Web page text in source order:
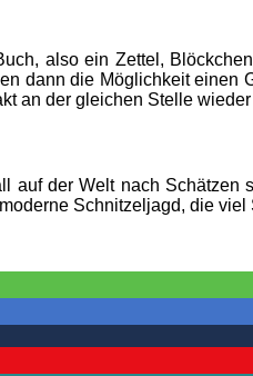
also ein Zettel,
dann die Möglichkeit einen
an der gleichen Stelle wieder
der Welt nach Schätzen
Schnitzeljagd, die viel